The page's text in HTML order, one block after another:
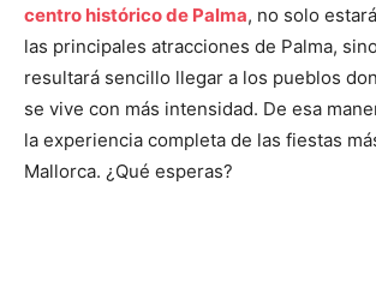
centro histórico de Palma, no solo
las principales atracciones de Palma,
resultará sencillo llegar a los pueblos
se vive con más intensidad. De esa
la experiencia completa de las fiestas
Mallorca. ¿Qué esperas?